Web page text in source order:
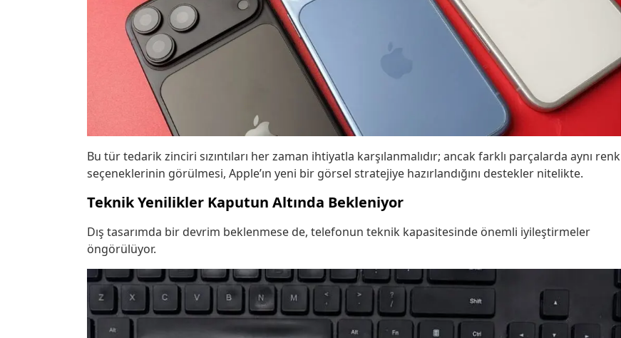
Bu tür tedarik zinciri sızıntıları her zaman ihtiyatla karşılanmalıdır; ancak farklı parçalarda aynı renk
seçeneklerinin görülmesi, Apple’ın yeni bir görsel stratejiye hazırlandığını destekler nitelikte.
Teknik Yenilikler Kaputun Altında Bekleniyor
Dış tasarımda bir devrim beklenmese de, telefonun teknik kapasitesinde önemli iyileştirmeler
öngörülüyor.